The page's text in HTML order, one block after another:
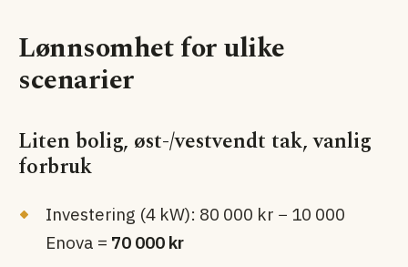
Lønnsomhet for ulike
scenarier
Liten bolig, øst-/vestvendt tak, vanlig
forbruk
Investering (4 kW): 80 000 kr − 10 000
Enova = 70 000 kr